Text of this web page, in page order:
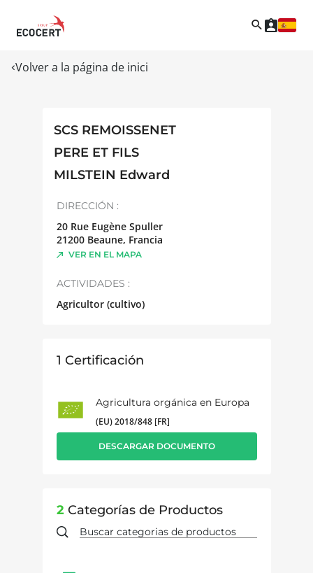
Volver a la página de inici
SCS REMOISSENET
PERE ET FILS
MILSTEIN Edward
DIRECCIÓN :
20 Rue Eugène Spuller
21200 Beaune, Francia
VER EN EL MAPA
ACTIVIDADES :
Agricultor (cultivo)
1 Certificación
Agricultura orgánica en Europa
(EU) 2018/848 [FR]
DESCARGAR DOCUMENTO
2 Categorías de Productos